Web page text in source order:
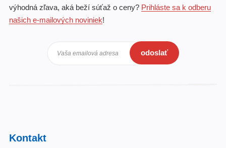
výhodná zľava, aká beží súťaž o ceny? Prihláste sa k odberu
našich e-mailových noviniek!
Vaša emailová adresa odoslať
Kontakt